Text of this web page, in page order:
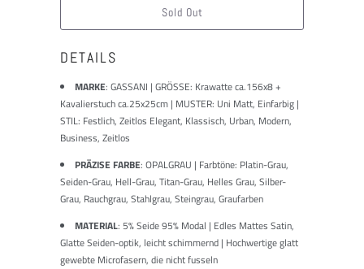
Sold Out
DETAILS
MARKE: GASSANI | GRÖSSE: Krawatte ca.156x8 +
Kavalierstuch ca.25x25cm | MUSTER: Uni Matt, Einfarbig |
STIL: Festlich, Zeitlos Elegant, Klassisch, Urban, Modern,
Business, Zeitlos
PRÄZISE FARBE: OPALGRAU | Farbtöne: Platin-Grau,
Seiden-Grau, Hell-Grau, Titan-Grau, Helles Grau, Silber-
Grau, Rauchgrau, Stahlgrau, Steingrau, Graufarben
MATERIAL: 5% Seide 95% Modal | Edles Mattes Satin,
Glatte Seiden-optik, leicht schimmernd | Hochwertige glatt
gewebte Microfasern, die nicht fusseln